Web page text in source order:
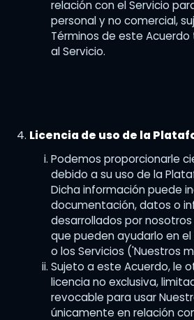
relación con el Servicio
personal y no comercial,
Términos de este
al Servicio.
Licencia de uso de la
Podemos proporcionarle
debido a su uso de la
Dicha información puede
documentación, datos o
desarrollados por
que pueden ayudarlo en
o los Servicios ('Nuestros
Sujeto a este Acuerdo, le
licencia no exclusiva,
revocable para usar
únicamente en relación